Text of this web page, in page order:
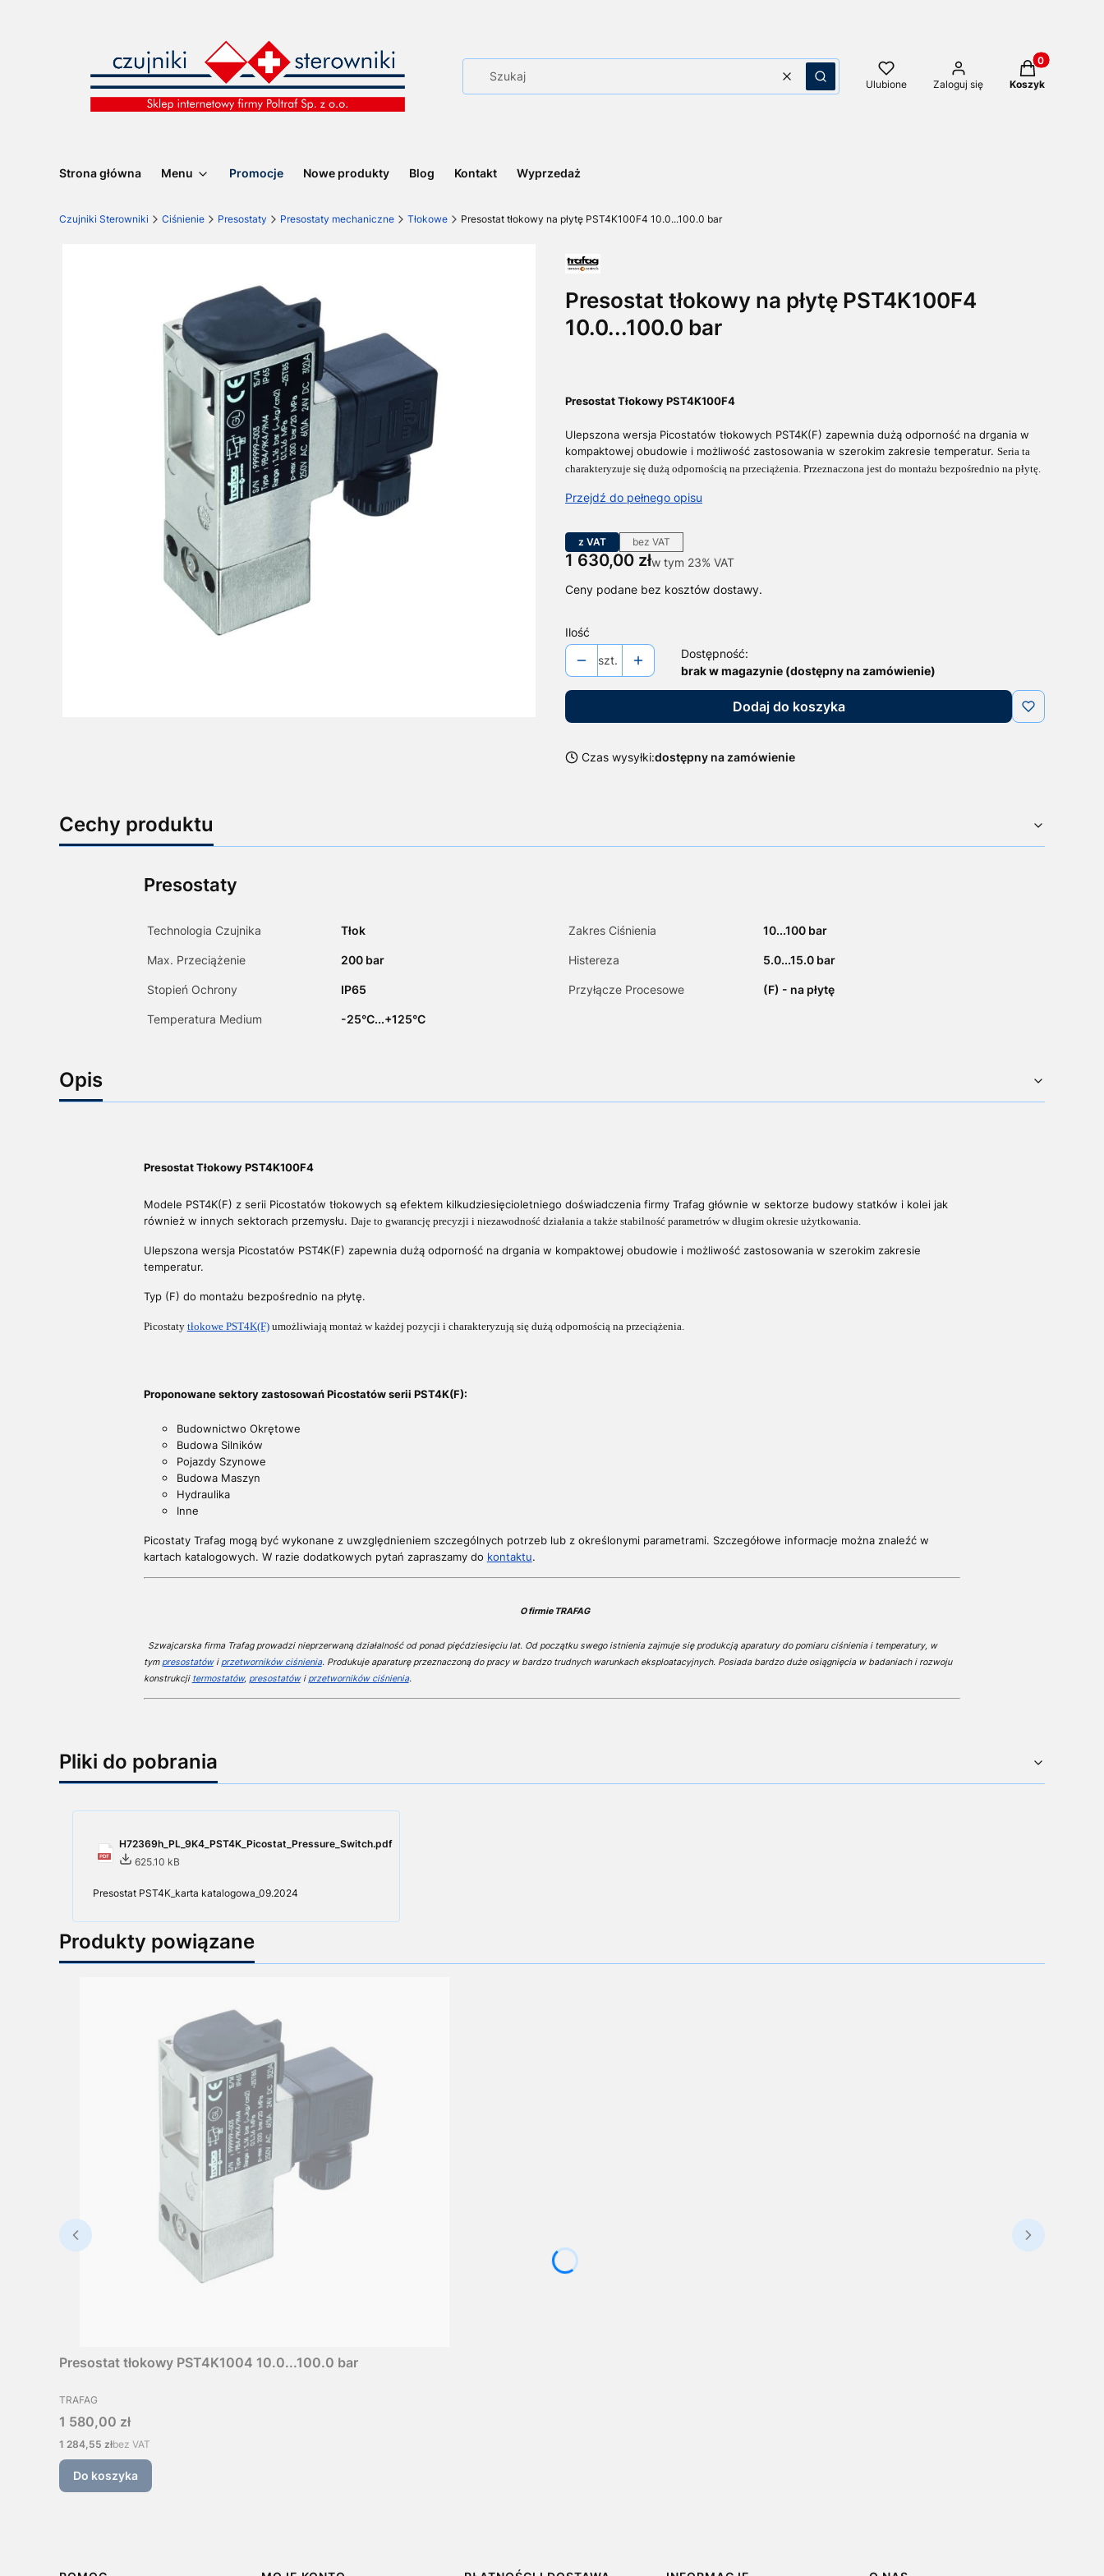
WyczyśćSzukaj Ulubione Zaloguj się
Produkty w
Koszyk
Strona główna Menu Promocje Nowe produkty Blog Kontakt Wyprzedaż
Czujniki Sterowniki Ciśnienie Presostaty Presostaty mechaniczne Tłokowe Presostat tłokowy na płytę PST4K100F4 10.0...100.0 bar
Presostat tłokowy na płytę PST4K100F4
10.0...100.0 bar
Presostat Tłokowy PST4K100F4
Ulepszona wersja Picostatów tłokowych PST4K(F) zapewnia dużą odporność na drgania w
kompaktowej obudowie i możliwość zastosowania w szerokim zakresie temperatur. Seria ta
charakteryzuje się dużą odpornością na przeciążenia. Przeznaczona jest do montażu bezpośrednio na płytę.
Przejdź do pełnego opisu
z VAT bez VAT
Cena
1 630,00 złw tym 23% VAT
w tym 23% VAT
Ceny podane bez kosztów dostawy.
Ilość
szt.
Dostępność:
brak w magazynie (dostępny na zamówienie)
Dodaj do koszyka
Czas wysyłki:dostępny na zamówienie
Cechy produktu
Presostaty
Technologia Czujnika Tłok Zakres Ciśnienia 10...100 bar
Max. Przeciążenie 200 bar Histereza 5.0...15.0 bar
Stopień Ochrony IP65 Przyłącze Procesowe (F) - na płytę
Temperatura Medium -25°C...+125°C
Opis
Presostat Tłokowy PST4K100F4
Modele PST4K(F) z serii Picostatów tłokowych są efektem kilkudziesięcioletniego doświadczenia firmy Trafag głównie w sektorze budowy statków i kolei jak
również w innych sektorach przemysłu. Daje to gwarancję precyzji i niezawodność działania a także stabilność parametrów w długim okresie użytkowania.
Ulepszona wersja Picostatów PST4K(F) zapewnia dużą odporność na drgania w kompaktowej obudowie i możliwość zastosowania w szerokim zakresie
temperatur.
Typ (F) do montażu bezpośrednio na płytę.
Picostaty tłokowe PST4K(F)umożliwiają montaż w każdej pozycji i charakteryzują się dużą odpornością na przeciążenia.
Proponowane sektory zastosowań Picostatów serii PST4K(F):
Budownictwo Okrętowe
Budowa Silników
Pojazdy Szynowe
Budowa Maszyn
Hydraulika
Inne
Picostaty Trafag mogą być wykonane z uwzględnieniem szczególnych potrzeb lub z określonymi parametrami. Szczegółowe informacje można znaleźć w
kartach katalogowych. W razie dodatkowych pytań zapraszamy do kontaktu.
O firmie TRAFAG
Szwajcarska firma Trafag prowadzi nieprzerwaną działalność od ponad pięćdziesięciu lat. Od początku swego istnienia zajmuje się produkcją aparatury do pomiaru ciśnienia i temperatury, w
tym presostatówi przetworników ciśnienia. Produkuje aparaturę przeznaczoną do pracy w bardzo trudnych warunkach eksploatacyjnych. Posiada bardzo duże osiągnięcia w badaniach i rozwoju
konstrukcji termostatów, presostatówi przetworników ciśnienia.
Pliki do pobrania
H72369h_PL_9K4_PST4K_Picostat_Pressure_Switch.pdf
625.10 kB
Presostat PST4K_karta katalogowa_09.2024
Produkty powiązane
Presostat tłokowy PST4K1004 10.0...100.0 bar
PRODUCENT
TRAFAG
Cena
1 580,00 zł
Cena
1 284,55 złbez VAT
Do koszyka